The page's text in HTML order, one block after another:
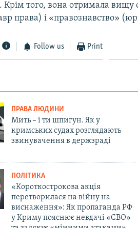
того, вона отримала вищу
права) і «правознавство»
Follow us Print
ПРАВА ЛЮДИНИ
Мить – і ти шпигун. Як у
кримських судах розглядають
звинувачення в держзраді
ПОЛІТИКА
«Короткострокова акція
перетворилася на війну на
виснаження»: Як пропаганда РФ
у Криму пояснює невдачі «СВО»